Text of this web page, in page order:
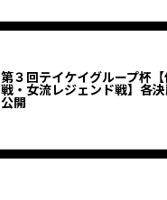
第３回テイケイグループ杯
戦・女流レジェンド戦】各
公開